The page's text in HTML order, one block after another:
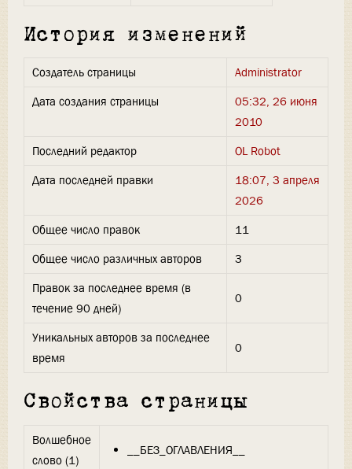
История изменений
Создатель страницы
Administrator
Дата создания страницы
05:32, 26 июня
2010
Последний редактор
OL Robot
Дата последней правки
18:07, 3 апреля
2026
Общее число правок
11
Общее число различных авторов
3
Правок за последнее время (в
течение 90 дней)
0
Уникальных авторов за последнее
время
0
Свойства страницы
Волшебное
слово (1)
__БЕЗ_ОГЛАВЛЕНИЯ__